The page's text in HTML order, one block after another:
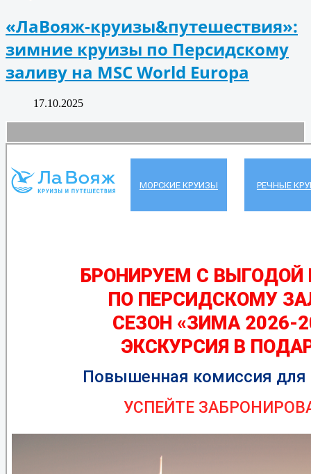
«ЛаВояж-круизы&путешествия»:
зимние круизы по Персидскому
заливу на MSC World Europa
17.10.2025
МОРСКИЕ КРУИЗЫ РЕЧНЫЕ
БРОНИРУЕМ С ВЫГОДОЙ
ПО ПЕРСИДСКОМУ
СЕЗОН «ЗИМА 2026-
ЭКСКУРСИЯ В
Повышенная комиссия для
УСПЕЙТЕ